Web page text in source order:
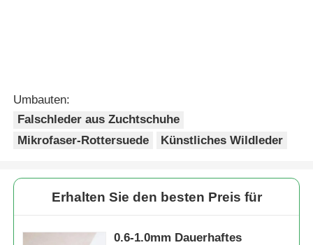
Umbauten:
Falschleder aus Zuchtschuhe
Mikrofaser-Rottersuede
Künstliches Wildleder
Erhalten Sie den besten Preis für
0.6-1.0mm Dauerhaftes